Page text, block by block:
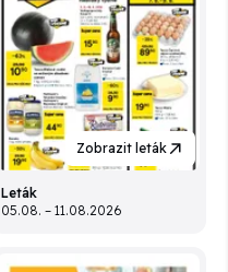
Zobrazit leták
Leták
05.08. – 11.08.2026